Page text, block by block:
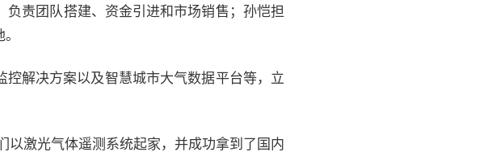
责团队搭建、资金引进和市场销售；孙恺担
解决方案以及智慧城市大气数据平台等，立
激光气体遥测系统起家，并成功拿到了国内